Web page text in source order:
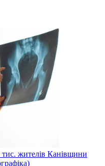
тис. жителів Канівщини